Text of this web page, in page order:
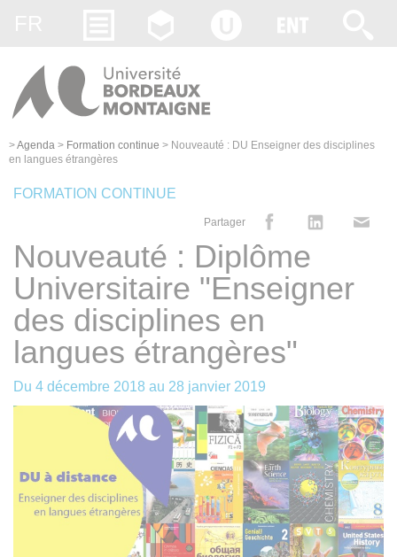
>Agenda > Formation continue > Nouveauté : DU Enseigner des disciplines
en langues étrangères
FORMATION CONTINUE
Partager
Nouveauté : Diplôme
Universitaire "Enseigner
des disciplines en
langues étrangères"
Du 4 décembre 2018 au 28 janvier 2019